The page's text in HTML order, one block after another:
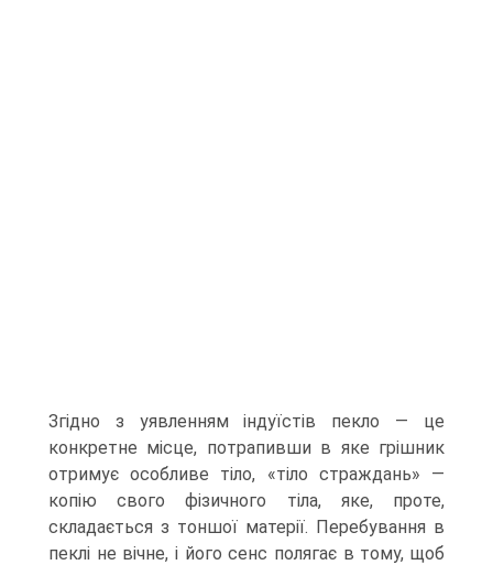
Згідно з уявленням індуїстів пекло — це
конкретне місце, потрапив­ши в яке грішник
отримує особливе тіло, «тіло страждань» —
копію свого фізич­ного тіла, яке, проте,
складається з тоншої матерії. Перебування в
пеклі не вічне, і його сенс полягає в тому, щоб